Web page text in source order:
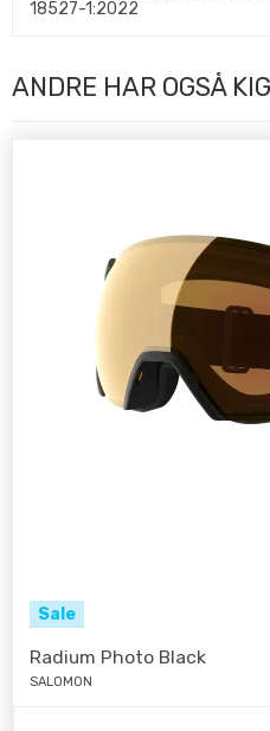
18527-1:2022
ANDRE HAR OGSÅ
Sale
Radium Photo Black
SALOMON